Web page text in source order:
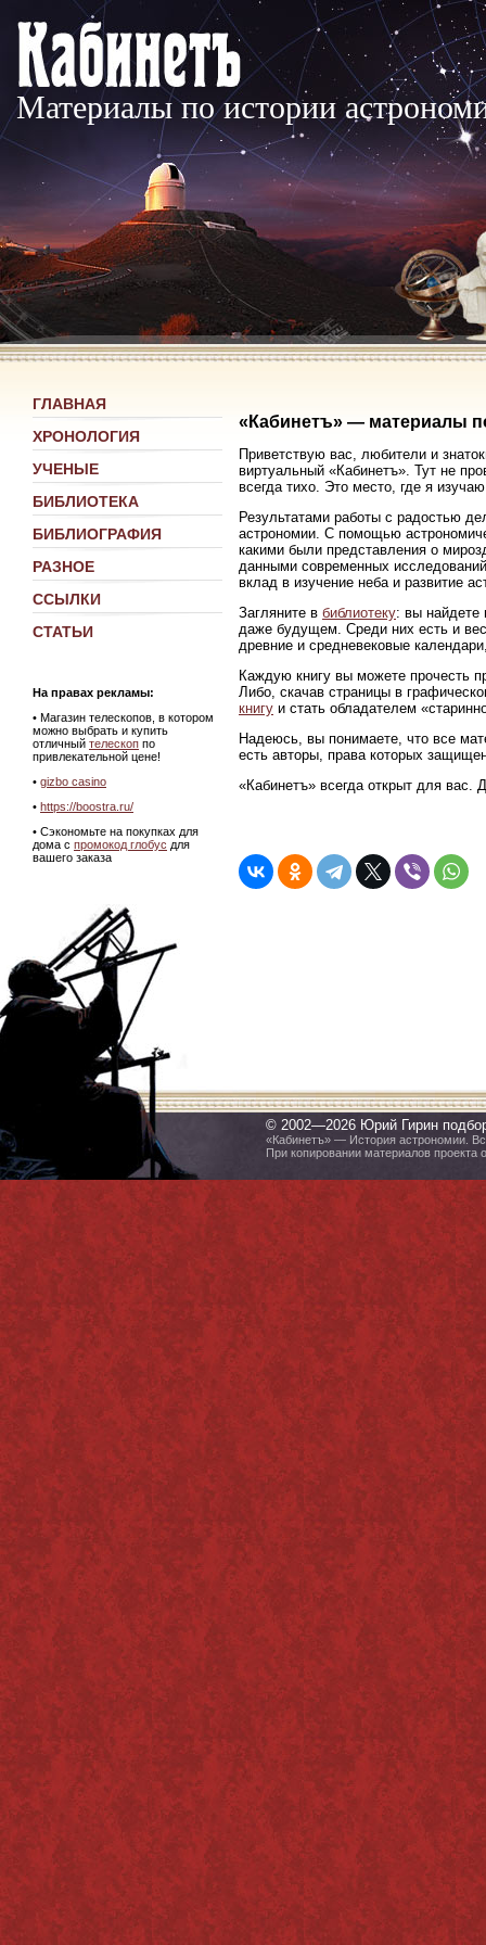
Материалы по истории
ГЛАВНАЯ
ХРОНОЛОГИЯ
УЧЕНЫЕ
БИБЛИОТЕКА
БИБЛИОГРАФИЯ
РАЗНОЕ
ССЫЛКИ
СТАТЬИ
На правах рекламы:
• Магазин телескопов, в котором
можно выбрать и купить
отличный телескоп по
привлекательной цене!
• gizbo casino
• https://boostra.ru/
• Сэкономьте на покупках для
дома с промокод глобус для
вашего заказа
«Кабинетъ» — материалы
Приветствую вас, любители и
виртуальный «Кабинетъ». Тут не
всегда тихо. Это место, где я
Результатами работы с радостью
астрономии. С помощью
какими были представления о
данными современных
вклад в изучение неба и развитие
Загляните в библиотеку: вы найдете
даже будущем. Среди них есть и
древние и средневековые
Каждую книгу вы можете прочесть
Либо, скачав страницы в
книгу и стать обладателем
Надеюсь, вы понимаете, что все
есть авторы, права которых
«Кабинетъ» всегда открыт для вас.
© 2002—2026 Юрий Гирин
«Кабинетъ» — История астрономии.
При копировании материалов проекта